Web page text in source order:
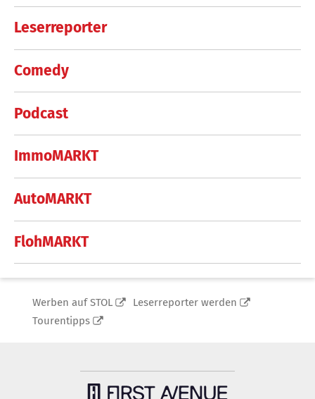
Leserreporter
Comedy
Podcast
ImmoMARKT
AutoMARKT
FlohMARKT
Werben auf STOL
Leserreporter werden
Tourentipps